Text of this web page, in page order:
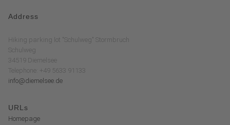
Address
Hiking parking lot "Schulweg" Stormbruch
Schulweg
34519 Diemelsee
Telephone: +49 5633 91133
info@diemelsee.de
URLs
Homepage